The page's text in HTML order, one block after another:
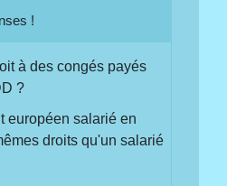
!
à des congés payés
?
européen salarié en
droits qu'un salarié